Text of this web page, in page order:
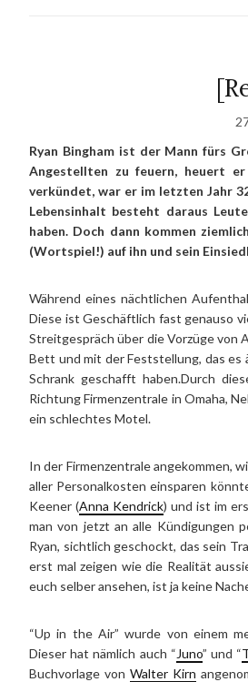
Ryan Bingham ist der Mann fürs
Angestellten zu feuern, heuert er
verkündet, war er im letzten Jahr
Lebensinhalt besteht daraus
haben. Doch dann kommen
(Wortspiel!) auf ihn und sein
Während eines nächtlichen
Diese ist Geschäftlich fast genauso
Streitgespräch über die Vorzüge von
Bett und mit der Feststellung, das es
Schrank geschafft haben.Durch
Richtung Firmenzentrale in Omaha,
ein schlechtes Motel.
In der Firmenzentrale angekommen,
aller Personalkosten einsparen
Keener (Anna Kendrick) und ist im
man von jetzt an alle Kündigungen
Ryan, sichtlich geschockt, das sein
erst mal zeigen wie die Realität
euch selber ansehen, ist ja keine
“Up in the Air” wurde von einem
Dieser hat nämlich auch “Juno” und “
Buchvorlage vonWalter Kirn